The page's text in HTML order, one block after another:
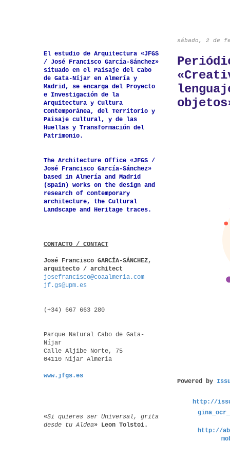
sábado, 2 de
Powered by
http://
http://
El estudio de Arquitectura «JFGS
/ José Francisco García-Sánchez»
situado en el Paisaje del Cabo
de Gata-Níjar en Almería y
Madrid, se encarga del Proyecto
e Investigación de la
Arquitectura y Cultura
Contemporánea, del Territorio y
Paisaje cultural, y de las
Huellas y Transformación del
Patrimonio.
The Architecture Office «JFGS /
José Francisco García-Sánchez»
based in Almería and Madrid
(Spain) works on the design and
research of contemporary
architecture, the Cultural
Landscape and Heritage traces.
CONTACTO / CONTACT
José Francisco GARCÍA-SÁNCHEZ,
arquitecto / architect
josefrancisco@coaalmeria.com
jf.gs@upm.es
(+34) 667 663 280
Parque Natural Cabo de Gata-
Níjar
Calle Aljibe Norte, 75
04110 Níjar Almería
www.jfgs.es
«Si quieres ser Universal, grita
desde tu Aldea» Leon Tolstoi.